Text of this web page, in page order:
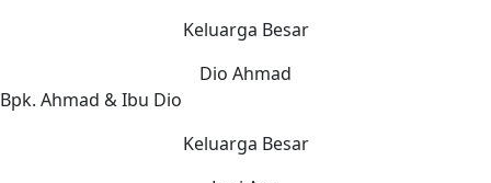
Keluarga Besar
Dio Ahmad
Bpk. Ahmad & Ibu Dio
Keluarga Besar